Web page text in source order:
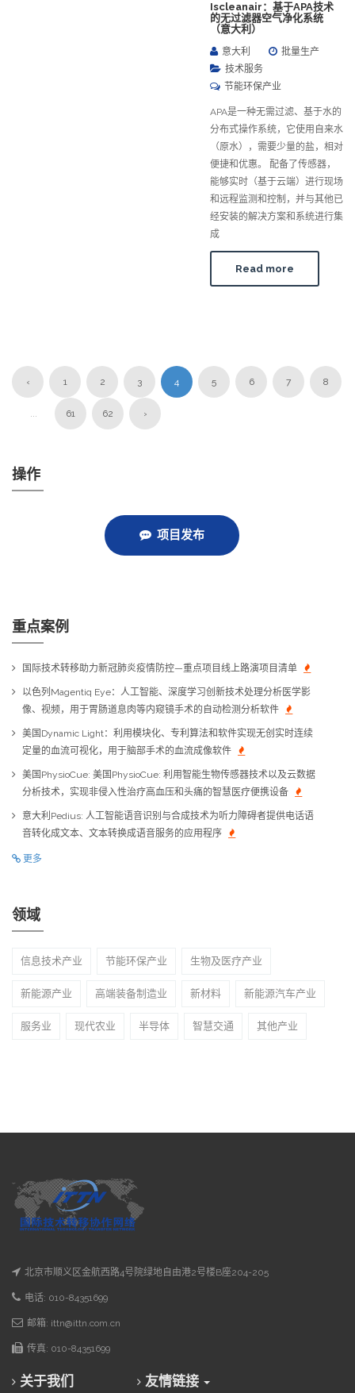
Iscleanair：基于APA技术
的无过滤器空气净化系统
（意大利）
意大利
批量生产
技术服务
节能环保产业
APA是一种无需过滤、基于水的
分布式操作系统，它使用自来水
（原水），需要少量的盐，相对
便捷和优惠。 配备了传感器，
能够实时（基于云端）进行现场
和远程监测和控制，并与其他已
经安装的解决方案和系统进行集
成
Read more
‹ 1 2 3 4 5 6 7 8
... 61 62 ›
操作
项目发布
重点案例
国际技术转移助力新冠肺炎疫情防控—重点项目线上路演项目清单
以色列Magentiq Eye：人工智能、深度学习创新技术处理分析医学影
像、视频，用于胃肠道息肉等内窥镜手术的自动检测分析软件
美国Dynamic Light：利用模块化、专利算法和软件实现无创实时连续
定量的血流可视化，用于脑部手术的血流成像软件
美国PhysioCue: 美国PhysioCue: 利用智能生物传感器技术以及云数据
分析技术，实现非侵入性治疗高血压和头痛的智慧医疗便携设备
意大利Pedius: 人工智能语音识别与合成技术为听力障碍者提供电话语
音转化成文本、文本转换成语音服务的应用程序
更多
领域
信息技术产业 节能环保产业 生物及医疗产业
新能源产业 高端装备制造业 新材料 新能源汽车产业
服务业 现代农业 半导体 智慧交通 其他产业
北京市顺义区金航西路4号院绿地自由港2号楼B座204-205
电话: 010-84351699
邮箱: ittn@ittn.com.cn
传真: 010-84351699
关于我们 友情链接